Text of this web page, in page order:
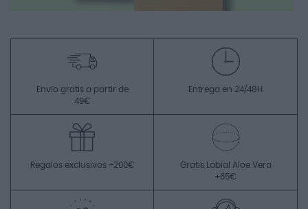
Envío gratis a partir de
49€
Entrega en 24/48H
Regalos exclusivos +200€
Gratis Labial Aloe Vera
+65€